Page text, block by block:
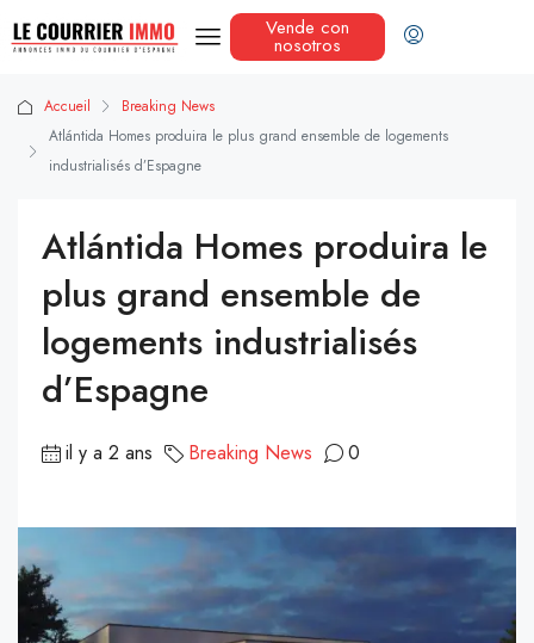
Vende con
nosotros
Accueil
Breaking News
Atlántida Homes produira le plus grand ensemble de logements
industrialisés d’Espagne
Atlántida Homes produira le
plus grand ensemble de
logements industrialisés
d’Espagne
il y a 2 ans Breaking News 0